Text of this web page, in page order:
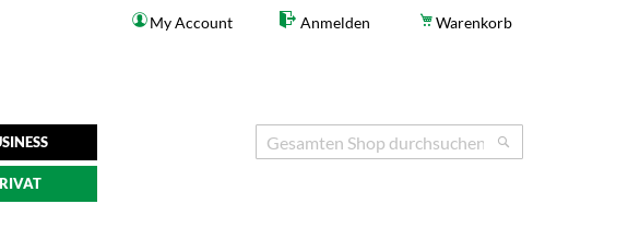
My Account Anmelden Warenkorb
Search